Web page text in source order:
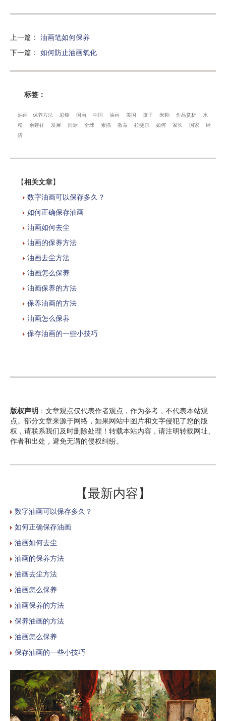
上一篇 ： 油画笔如何保养
下一篇 ： 如何防止油画氧化
标签：
油画 保养方法 彩铅 国画 中国 油画 美国 孩子 米勒 作品赏析
水
粉
余建祥 发展 国际 全球 素描 教育 拉斐尔 如何 家长 国家
经
济
【相关文章】
数字油画可以保存多久？
如何正确保存油画
油画如何去尘
油画的保养方法
油画去尘方法
油画怎么保养
油画保养的方法
保养油画的方法
油画怎么保养
保存油画的一些小技巧
版权声明 ：文章观点仅代表作者观点，作为参考，不代表本站观
点。部分文章来源于网络，如果网站中图片和文字侵犯了您的版
权，请联系我们及时删除处理！转载本站内容，请注明转载网址、
作者和出处，避免无谓的侵权纠纷。
【最新内容】
数字油画可以保存多久？
如何正确保存油画
油画如何去尘
油画的保养方法
油画去尘方法
油画怎么保养
油画保养的方法
保养油画的方法
油画怎么保养
保存油画的一些小技巧